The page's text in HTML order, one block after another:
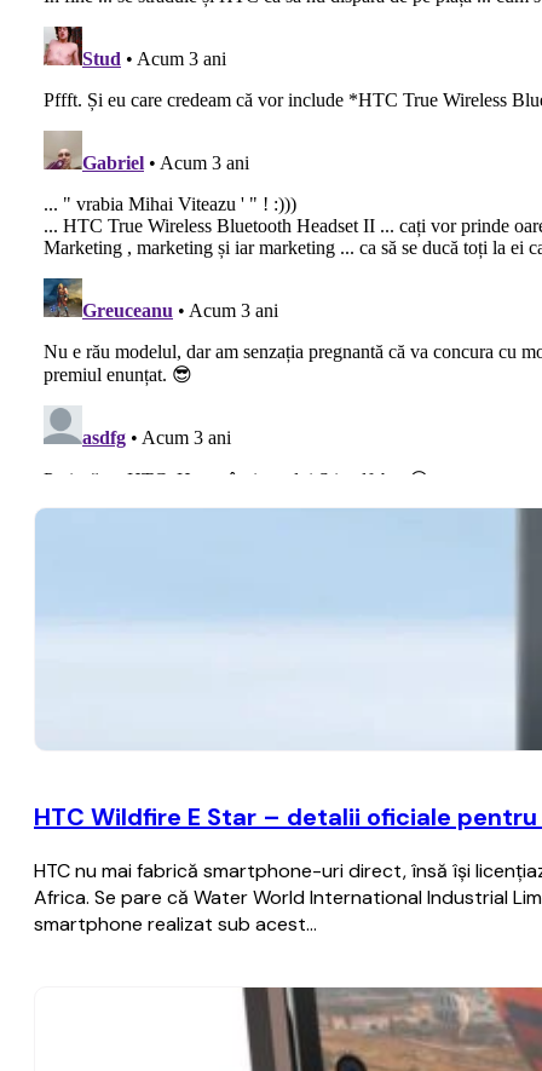
HTC Wildfire E Star – detalii oficiale
HTC nu mai fabrică smartphone-uri direct, însă îşi
Africa. Se pare că Water World International Industrial
smartphone realizat sub acest…